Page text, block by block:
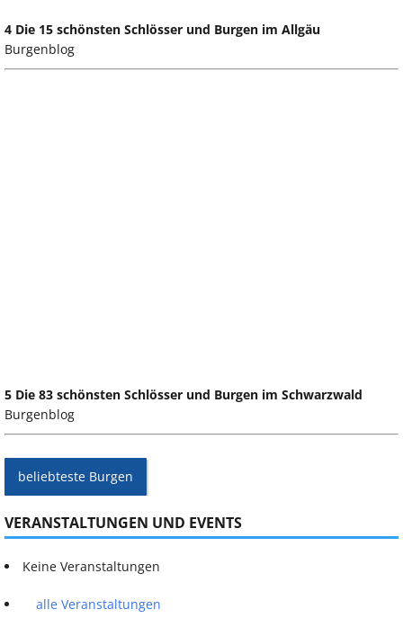
4 Die 15 schönsten Schlösser und Burgen im Allgäu
Burgenblog
5 Die 83 schönsten Schlösser und Burgen im Schwarzwald
Burgenblog
beliebteste Burgen
VERANSTALTUNGEN UND EVENTS
Keine Veranstaltungen
alle Veranstaltungen